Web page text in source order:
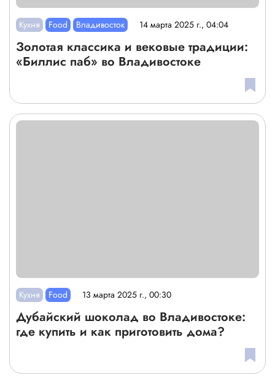
Кухня Food Владивосток 14 марта 2025 г., 04:04
Золотая классика и вековые традиции:
«Биллис паб» во Владивостоке
Кухня Food 13 марта 2025 г., 00:30
Дубайский шоколад во Владивостоке:
где купить и как приготовить дома?